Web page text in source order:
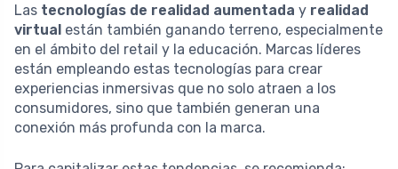
Las tecnologías de realidad aumentada y realidad
virtual están también ganando terreno, especialmente
en el ámbito del retail y la educación. Marcas líderes
están empleando estas tecnologías para crear
experiencias inmersivas que no solo atraen a los
consumidores, sino que también generan una
conexión más profunda con la marca.